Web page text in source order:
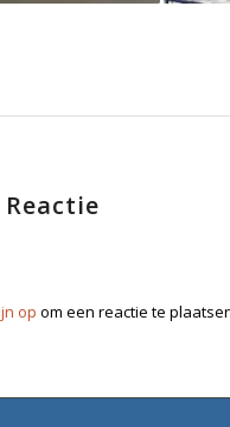
op om een reactie te